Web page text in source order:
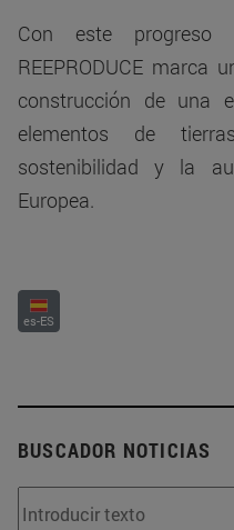
Con este progreso
REEPRODUCE marca
construcción de una
elementos de
sostenibilidad y la
Europea.
es-ES
BUSCADOR NOTICIAS